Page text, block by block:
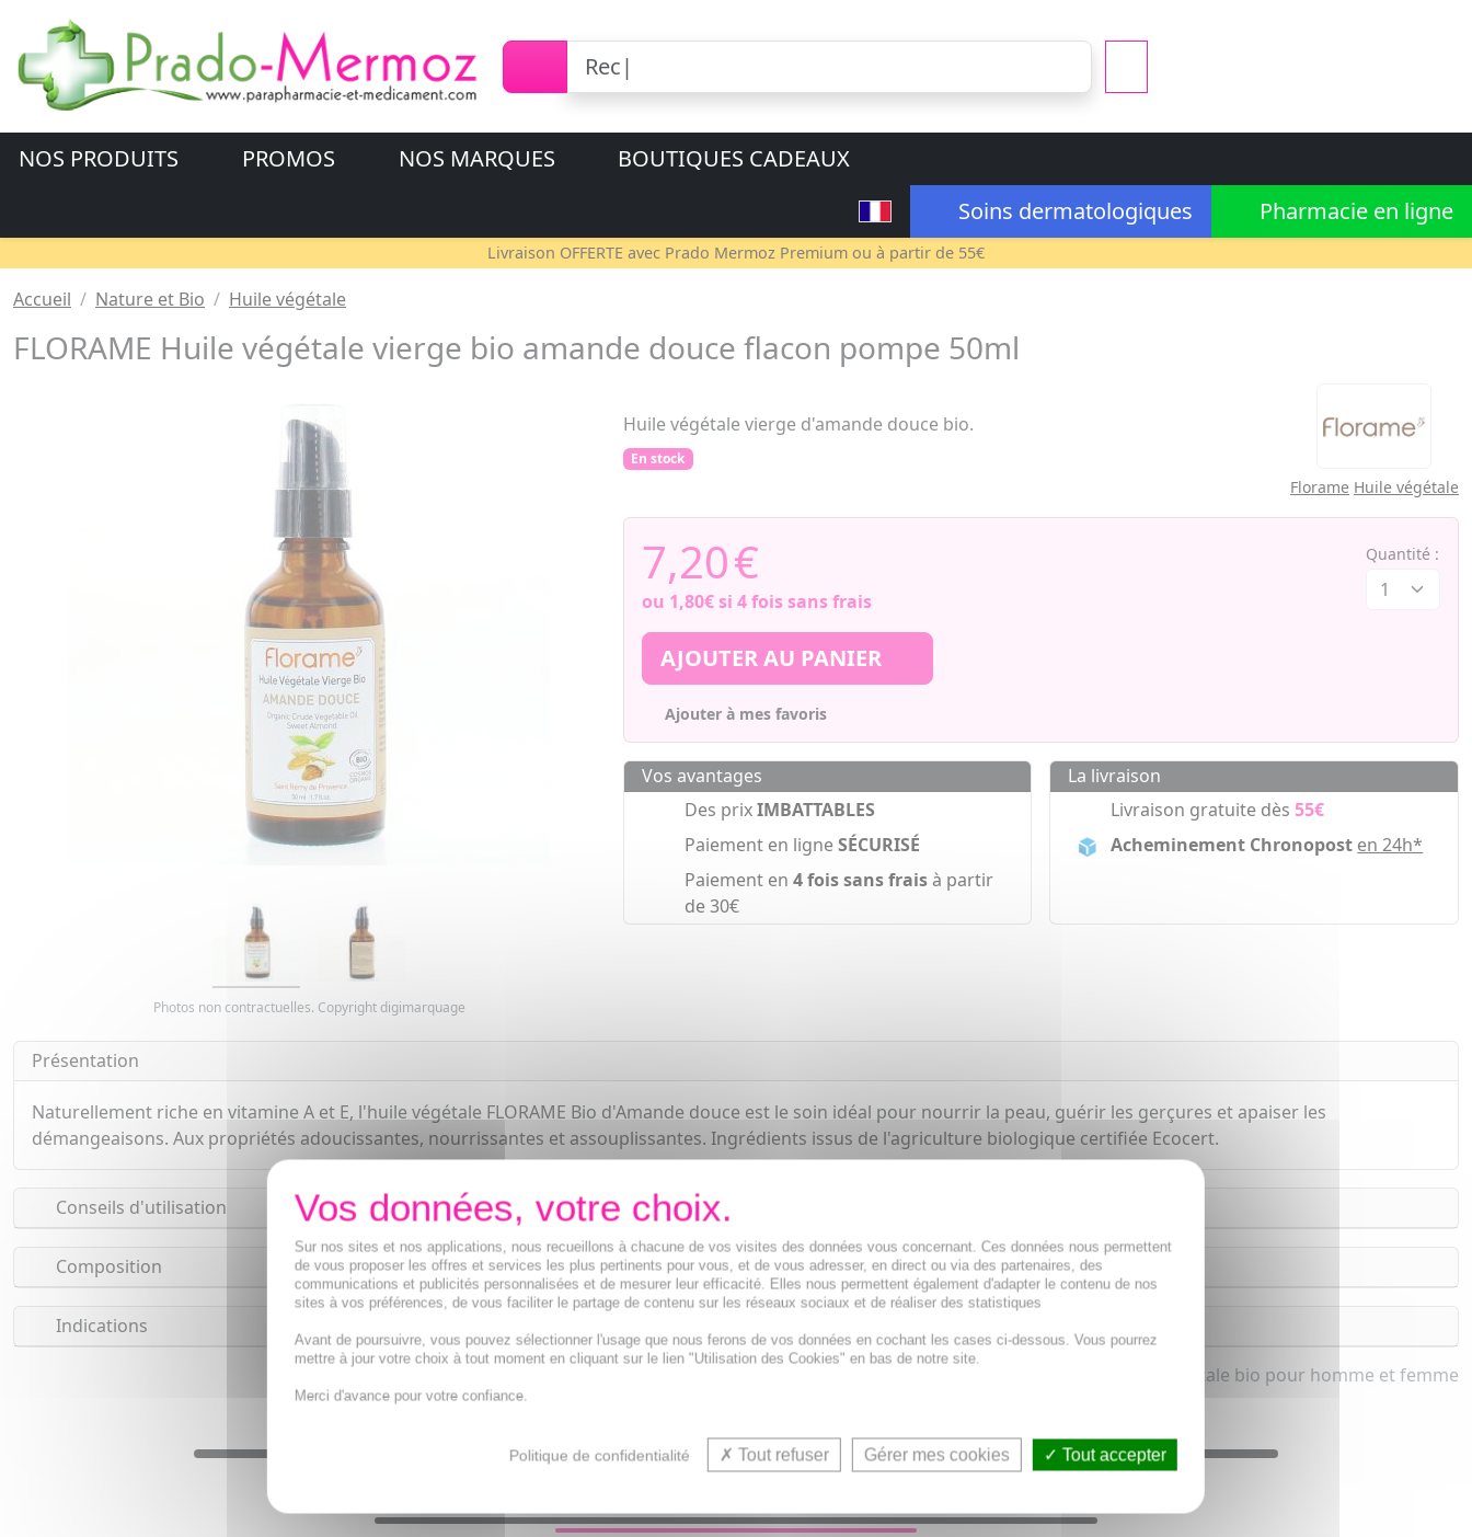
NOS PRODUITS PROMOS NOS MARQUES
BOUTIQUES CADEAUX
Soins dermatologiques
Pharmacie en ligne
Livraison OFFERTE avec Prado Mermoz Premium ou à partir de 55€
Accueil Nature et Bio Huile végétale
FLORAME Huile végétale vierge bio amande douce flacon pompe 50ml
Photos non contractuelles. Copyright digimarquage
Huile végétale vierge d'amande douce bio.
En stock
Florame Huile végétale
7,20€
ou 1,80€si 4 fois sans frais
Quantité :
AJOUTER AU PANIER
Ajouter à mes favoris
Vos avantages
Des prixIMBATTABLES
Paiement en ligneSÉCURISÉ
Paiement en 4 fois sans fraisà partir
de 30€
La livraison
Livraison gratuite dès55€
Acheminement Chronopost en 24h*
Présentation
Naturellement riche en vitamine A et E, l'huile végétale FLORAME Bio d'Amande douce est le soin idéal pour nourrir la peau, guérir les gerçures et apaiser les
démangeaisons. Aux propriétés adoucissantes, nourrissantes et assouplissantes. Ingrédients issus de l'agriculture biologique certifiée Ecocert.
Conseils d'utilisation
Composition
Indications
Huile végétale bio pour homme et femme
Sur nos sites et nos applications, nous recueillons à chacune de vos visites des données vous concernant. Ces données nous permettent
de vous proposer les offres et services les plus pertinents pour vous, et de vous adresser, en direct ou via des partenaires, des
communications et publicités personnalisées et de mesurer leur efficacité. Elles nous permettent également d'adapter le contenu de nos
sites à vos préférences, de vous faciliter le partage de contenu sur les réseaux sociaux et de réaliser des statistiques
Avant de poursuivre, vous pouvez sélectionner l'usage que nous ferons de vos données en cochant les cases ci-dessous. Vous pourrez
mettre à jour votre choix à tout moment en cliquant sur le lien "Utilisation des Cookies" en bas de notre site.
Merci d'avance pour votre confiance.
Politique de confidentialité Tout refuser Gérer mes cookies Tout accepter